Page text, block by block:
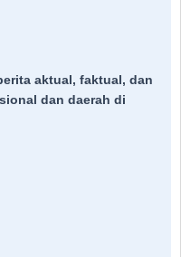
aktual, faktual, dan
dan daerah di